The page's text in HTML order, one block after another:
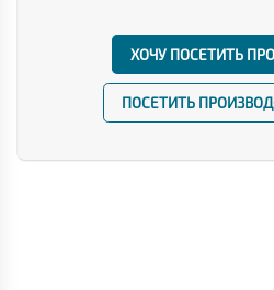
ХОЧУ ПОСЕТИТЬ
ПОСЕТИТЬ